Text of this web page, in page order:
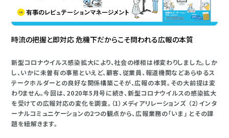
時流の把握と即対応 危機下だからこそ問われる広報の本質
新型コロナウイルス感染拡大により、社会の様相は様変わりしました。しか
し、いかに未曽有の事態といえど、顧客、従業員、報道機関などあらゆるス
テークホルダーとの良好な関係構築こそが、広報の本質。その大前提は変
わりません。今回は、2020年5月号に続き、新型コロナウイルスの感染拡大
を受けての広報対応の変化を調査。（1）メディアリレーションズ （2）インタ
ーナルコミュニケーションの2つの観点から、広報業務の「いま」 とその課
題を紐解きます。